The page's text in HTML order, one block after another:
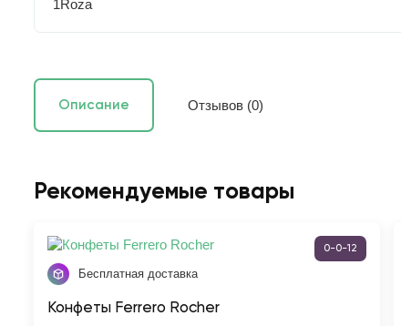
1Roza
Описание Отзывов (0)
Рекомендуемые товары
0-0-12
Бесплатная доставка
Конфеты Ferrero Rocher